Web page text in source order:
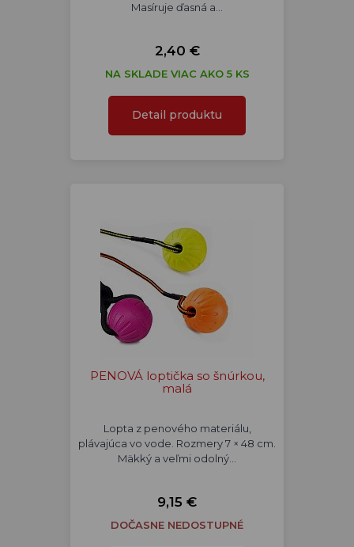
Masíruje ďasná a…
2,40 €
NA SKLADE VIAC AKO 5 KS
Detail produktu
PENOVÁ loptička so šnúrkou,
malá
Lopta z penového materiálu,
plávajúca vo vode. Rozmery 7 × 48 cm.
Mäkký a veľmi odolný…
9,15 €
DOČASNE NEDOSTUPNÉ